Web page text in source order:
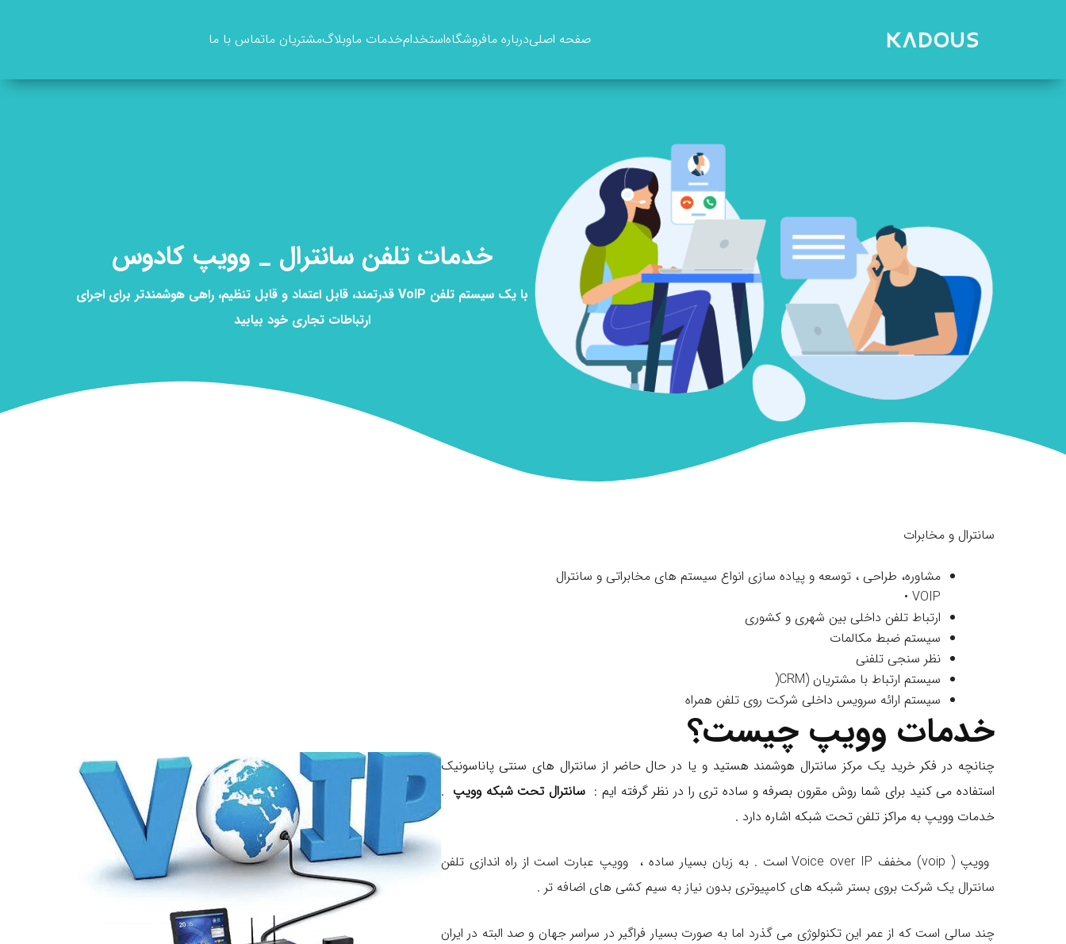
صفحه اصلیدرباره مافروشگاهاستخدامخدمات ماوبلاگمشتریان ماتماس با ما
خدمات تلفن سانترال _ وویپ کادوس
با یک سیستم تلفن VoIP قدرتمند، قابل اعتماد و قابل تنظیم، راهی هوشمندتر برای اجرای
ارتباطات تجاری خود بیابید
سانترال و مخابرات
مشاوره، طراحی ، توسعه و پیاده سازی انواع سیستم های مخابراتی و سانترال
VOIP •
ارتباط تلفن داخلی بین شهری و کشوری
سیستم ضبط مکالمات
نظر سنجی تلفنی
سیستم ارتباط با مشتریان (CRM(
سیستم ارائه سرویس داخلی شرکت روی تلفن همراه
خدمات وویپ چیست؟
چنانچه در فکر خرید یک مرکز سانترال هوشمند هستید و یا در حال حاضر از سانترال های سنتی پاناسونیک
استفاده می کنید برای شما روش مقرون بصرفه و ساده تری را در نظر گرفته ایم :سانترال تحت شبکه وویپ .
خدمات وویپ به مراکز تلفن تحت شبکه اشاره دارد .
وویپ ( voip) مخفف Voice over IP است . به زبان بسیار ساده ، وویپ عبارت است از راه اندازی تلفن
سانترال یک شرکت بروی بستر شبکه های کامپیوتری بدون نیاز به سیم کشی های اضافه تر .
چند سالی است که از عمر این تکنولوژی می گذرد اما به صورت بسیار فراگیر در سراسر جهان و صد البته در ایران